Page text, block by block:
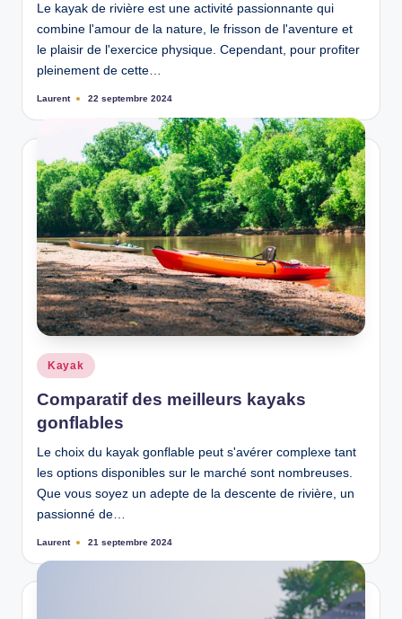
Le kayak de rivière est une activité passionnante qui
combine l'amour de la nature, le frisson de l'aventure et
le plaisir de l'exercice physique. Cependant, pour profiter
pleinement de cette…
Ecrit
Laurent 22 septembre 2024
Posted
in
Kayak
Comparatif des meilleurs kayaks
gonflables
Le choix du kayak gonflable peut s'avérer complexe tant
les options disponibles sur le marché sont nombreuses.
Que vous soyez un adepte de la descente de rivière, un
passionné de…
Ecrit
Laurent 21 septembre 2024